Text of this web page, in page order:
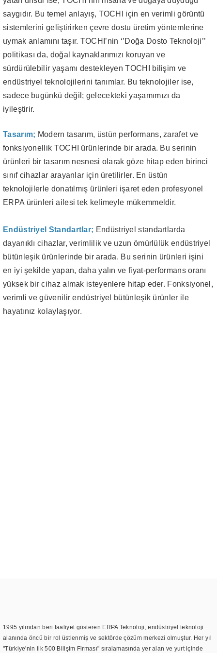
saygıdır. Bu temel anlayış, TOCHI için en verimli görüntü
sistemlerini geliştirirken çevre dostu üretim yöntemlerine
uymak anlamını taşır. TOCHI’nin ‘’Doğa Dosto Teknoloji’’
politikası da, doğal kaynaklarımızı koruyan ve
sürdürülebilir yaşamı destekleyen TOCHI bilişim ve
endüstriyel teknolojilerini tanımlar. Bu teknolojiler ise,
sadece bugünkü değil; gelecekteki yaşamımızı da
iyileştirir.
Tasarım; Modern tasarım, üstün performans, zarafet ve
fonksiyonellik TOCHI ürünlerinde bir arada. Bu serinin
ürünleri bir tasarım nesnesi olarak göze hitap eden birinci
sınıf cihazlar arayanlar için üretilirler. En üstün
teknolojilerle donatılmış ürünleri işaret eden profesyonel
ERPA ürünleri ailesi tek kelimeyle mükemmeldir.
Endüstriyel Standartlar; Endüstriyel standartlarda
dayanıklı cihazlar, verimlilik ve uzun ömürlülük endüstriyel
bütünleşik ürünlerinde bir arada. Bu serinin ürünleri işini
en iyi şekilde yapan, daha yalın ve fiyat-performans oranı
yüksek bir cihaz almak isteyenlere hitap eder. Fonksiyonel,
verimli ve güvenilir endüstriyel bütünleşik ürünler ile
hayatınız kolaylaşıyor.
1995 yılından beri faaliyet gösteren ERPA Teknoloji, endüstriyel teknoloji
alanında öncü bir rol üstlenmiş ve sektörde çözüm merkezi olmuştur. Her yıl
"Türkiye'nin ilk 500 Bilişim Firması" sıralamasında yer alan ve yurt içinde